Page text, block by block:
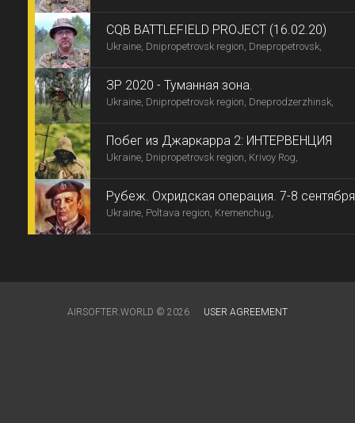
CQB BATTLEFIELD PROJECT (16.02.20)
Ukraine, Dnipropetrovsk region, Dnepropetrovsk,
ЗР 2020 - Туманная зона.
Ukraine, Dnipropetrovsk region, Dneprodzerzhinsk,
Побег из Джаркарра 2: ИНТЕРВЕНЦИЯ
Ukraine, Dnipropetrovsk region, Krivoy Rog,
Рубеж. Охридская операция. 7-8 сентября
Ukraine, Poltava region, Kremenchug,
AIRSOFTER.WORLD © 2026 USER AGREEMENT